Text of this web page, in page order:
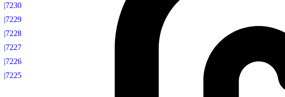
|7230
|7229
|7228
|7227
|7226
|7225